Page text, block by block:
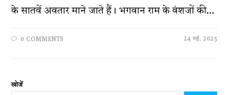
के सातवें अवतार माने जाते हैं। भगवान राम के वंशजों की…
0 COMMENTS 24 मई, 2025
खोजें